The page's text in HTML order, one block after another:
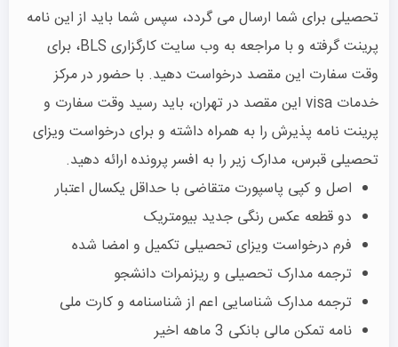
تحصیلی برای شما ارسال می گردد، سپس شما باید از این نامه
پرینت گرفته و با مراجعه به وب سایت کارگزاری BLS، برای
وقت سفارت این مقصد درخواست دهید. با حضور در مرکز
خدمات visa این مقصد در تهران، باید رسید وقت سفارت و
پرینت نامه پذیرش را به همراه داشته و برای درخواست ویزای
تحصیلی قبرس، مدارک زیر را به افسر پرونده ارائه دهید.
اصل و کپی پاسپورت متقاضی با حداقل یکسال اعتبار
دو قطعه عکس رنگی جدید بیومتریک
فرم درخواست ویزای تحصیلی تکمیل و امضا شده
ترجمه مدارک تحصیلی و ریزنمرات دانشجو
ترجمه مدارک شناسایی اعم از شناسنامه و کارت ملی
نامه تمکن مالی بانکی 3 ماهه اخیر